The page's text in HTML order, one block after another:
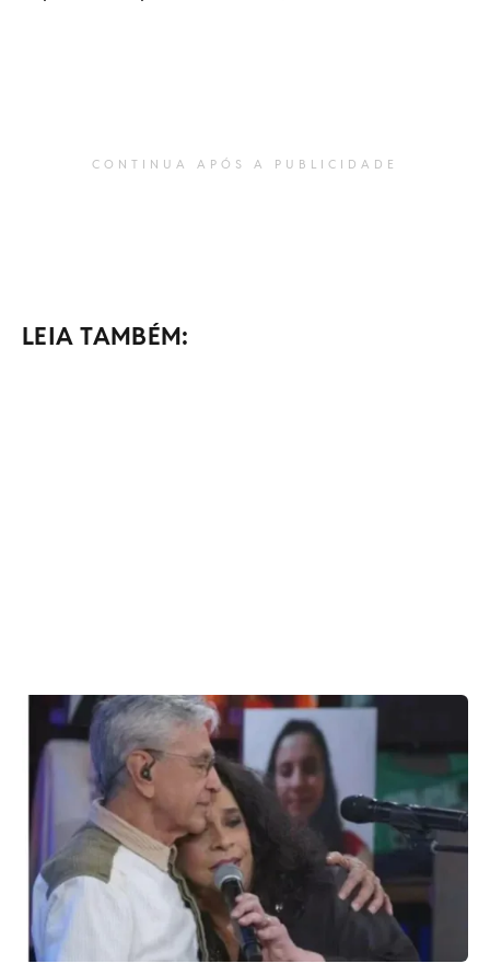
CONTINUA APÓS A PUBLICIDADE
LEIA TAMBÉM: